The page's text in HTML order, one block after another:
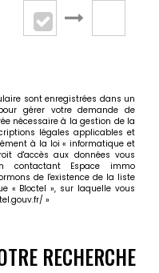
sont enregistrées dans un
gérer votre demande de
nécessaire à la gestion de la
légales applicables et
à la loi « informatique et
d'accès aux données vous
Espace immo
de l'existence de la liste
« Bloctel », sur laquelle vous
»
RECHERCHE